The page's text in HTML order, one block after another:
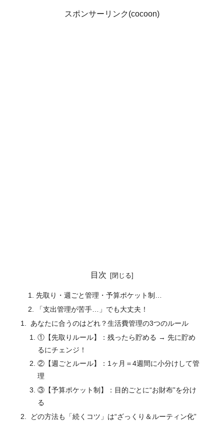
スポンサーリンク(cocoon)
目次
先取り・週ごと管理・予算ポケット制…
「支出管理が苦手…」でも大丈夫！
あなたに合うのはどれ？生活費管理の3つのルール
①【先取りルール】：残ったら貯める → 先に貯め
るにチェンジ！
②【週ごとルール】：1ヶ月＝4週間に小分けして管
理
③【予算ポケット制】：目的ごとに“お財布”を分け
る
どの方法も「続くコツ」は“ざっくり＆ルーティン化”